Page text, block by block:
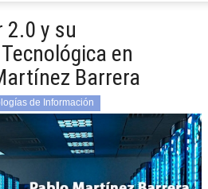
2.0 y su
en
Barrera
de Información